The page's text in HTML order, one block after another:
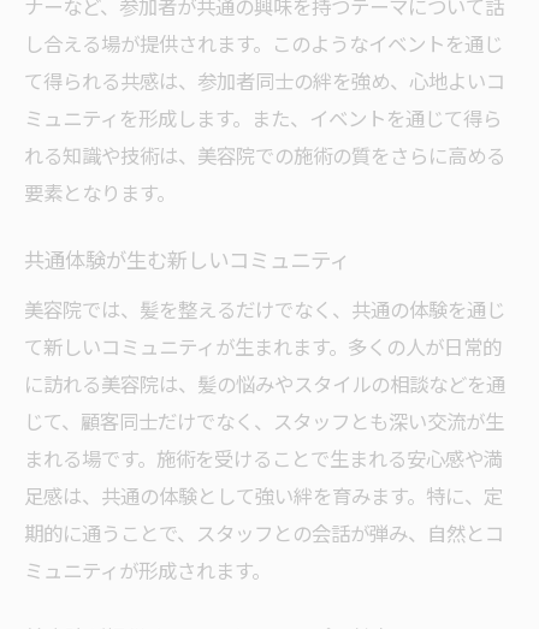
ナーなど、参加者が共通の興味を持つテーマについて話
し合える場が提供されます。このようなイベントを通じ
て得られる共感は、参加者同士の絆を強め、心地よいコ
ミュニティを形成します。また、イベントを通じて得ら
れる知識や技術は、美容院での施術の質をさらに高める
要素となります。
共通体験が生む新しいコミュニティ
美容院では、髪を整えるだけでなく、共通の体験を通じ
て新しいコミュニティが生まれます。多くの人が日常的
に訪れる美容院は、髪の悩みやスタイルの相談などを通
じて、顧客同士だけでなく、スタッフとも深い交流が生
まれる場です。施術を受けることで生まれる安心感や満
足感は、共通の体験として強い絆を育みます。特に、定
期的に通うことで、スタッフとの会話が弾み、自然とコ
ミュニティが形成されます。